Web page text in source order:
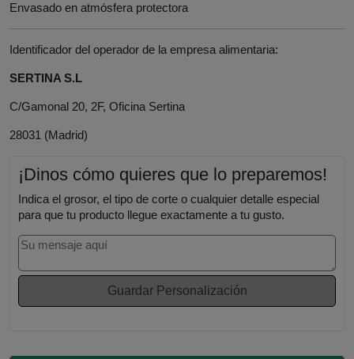
Envasado en atmósfera protectora
Identificador del operador de la empresa alimentaria:
SERTINA S.L
C/Gamonal 20, 2F, Oficina Sertina
28031 (Madrid)
¡Dinos cómo quieres que lo preparemos!
Indica el grosor, el tipo de corte o cualquier detalle especial
para que tu producto llegue exactamente a tu gusto.
Guardar Personalización